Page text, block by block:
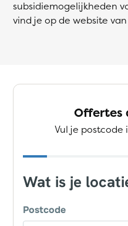
subsidiemogelijkheden
vind je op de website
Offertes
Vul je postcode